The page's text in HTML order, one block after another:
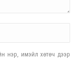
нэр, имэйл хөтөч дээр